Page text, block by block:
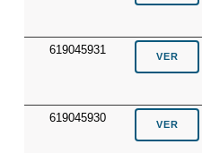
619045931
619045930